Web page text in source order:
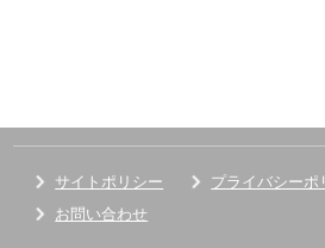
サイトポリシー プライバシーポ
お問い合わせ